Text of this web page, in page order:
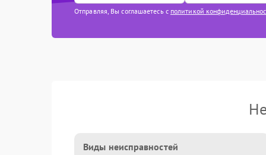
Отправляя, Вы соглашаетесь с политикой
Виды неисправностей